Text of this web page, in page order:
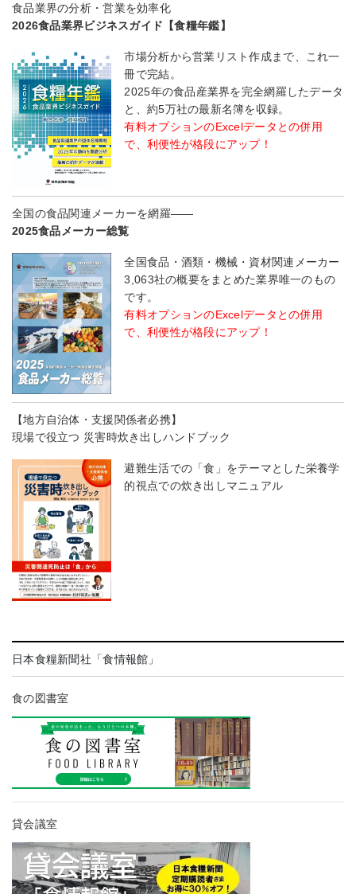
食品業界の分析・営業を効率化
2026食品業界ビジネスガイド【食糧年鑑】
市場分析から営業リスト作成まで、これ一
冊で完結。
2025年の食品産業界を完全網羅したデータ
と、約5万社の最新名簿を収録。
有料オプションのExcelデータとの併用
で、利便性が格段にアップ！
全国の食品関連メーカーを網羅――
2025食品メーカー総覧
全国食品・酒類・機械・資材関連メーカー
3,063社の概要をまとめた業界唯一のもの
です。
有料オプションのExcelデータとの併用
で、利便性が格段にアップ！
【地方自治体・支援関係者必携】
現場で役立つ 災害時炊き出しハンドブック
避難生活での「食」をテーマとした栄養学
的視点での炊き出しマニュアル
日本食糧新聞社「食情報館」
食の図書室
貸会議室